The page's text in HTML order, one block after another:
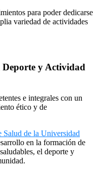
para poder dedicarse
variedad de actividades
Deporte y Actividad
e integrales con un
ético y de
Salud de la Universidad
en la formación de
el deporte y